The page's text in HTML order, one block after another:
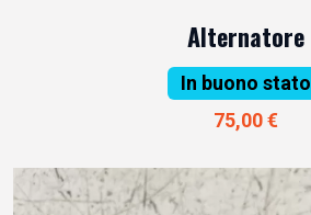
Alternatore
In buono stato
75,00 €